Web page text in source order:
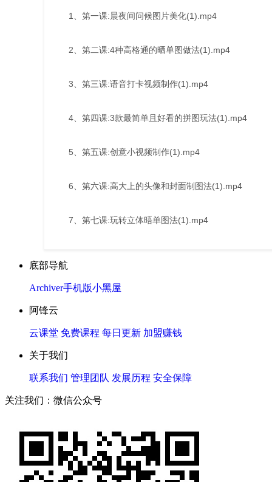
1、第一课:晨夜间问候图片美化(1).mp4
2、第二课:4种高格通的晒单图做法(1).mp4
3、第三课:语音打卡视频制作(1).mp4
4、第四课:3款最简单且好看的拼图玩法(1).mp4
5、第五课:创意小视频制作(1).mp4
6、第六课:高大上的头像和封面制图法(1).mp4
7、第七课:玩转立体晤单图法(1).mp4
底部导航
Archiver手机版小黑屋
阿锋云
云课堂 免费课程 每日更新 加盟赚钱
关于我们
联系我们 管理团队 发展历程 安全保障
关注我们：微信公众号